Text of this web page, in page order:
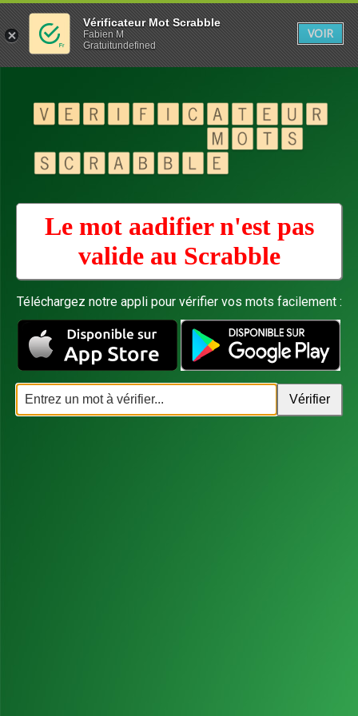
Le mot aadifier n'est pas
valide au Scrabble
Téléchargez notre appli pour vérifier vos mots facilement :
Vérificateur Mot Scrabble
Fabien M
Gratuitundefined
VOIR